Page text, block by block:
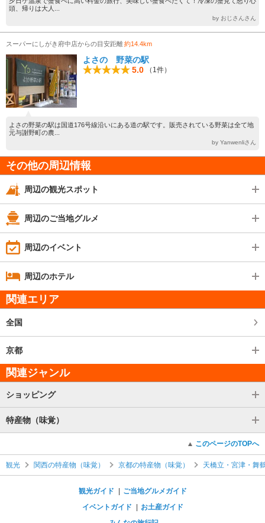
頭、帰りは大人...
by おじさんさん
スーパーにしがき府中店からの目安距離約14.4km
よさの 野菜の駅
5.0
（1件）
よさの野菜の駅は国道176号線沿いにある道の駅です。販売されている野菜は全て地
元与謝野町の農...
by Yanwenliさん
その他の周辺情報
周辺の観光スポット
周辺のご当地グルメ
周辺のイベント
周辺のホテル
関連エリア
全国
京都
関連ジャンル
ショッピング
特産物（味覚）
このページのTOPへ
観光 関西の特産物（味覚） 京都の特産物（味覚） 天橋立・宮津・舞
観光ガイド
ご当地グルメガイド
イベントガイド
お土産ガイド